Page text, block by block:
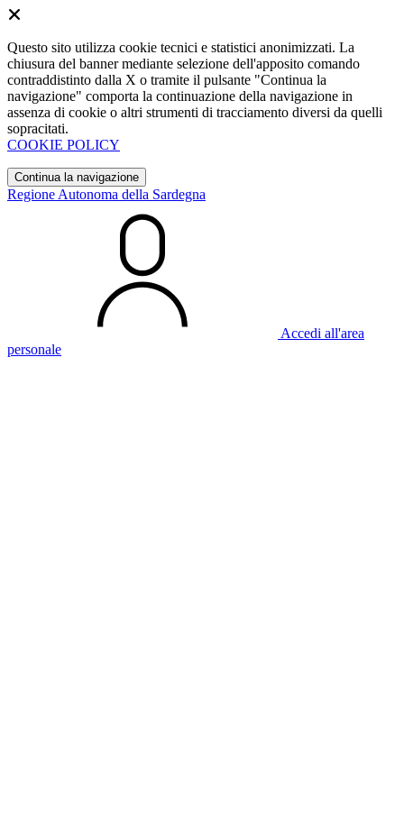
Questo sito utilizza cookie tecnici e statistici anonimizzati. La
chiusura del banner mediante selezione dell'apposito comando
contraddistinto dalla X o tramite il pulsante "Continua la
navigazione" comporta la continuazione della navigazione in
assenza di cookie o altri strumenti di tracciamento diversi da quelli
sopracitati.
COOKIE POLICY
Continua la navigazione
Regione Autonoma della Sardegna
Accedi all'area
personale